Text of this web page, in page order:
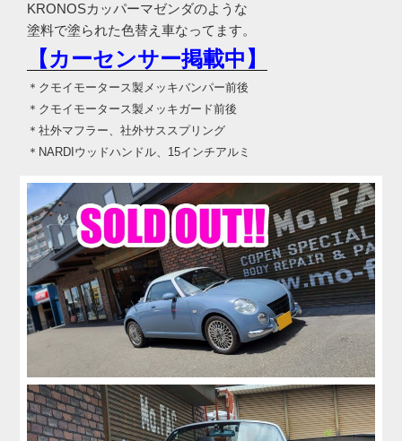
KRONOSカッパーマゼンダのような
塗料で塗られた色替え車なってます。
【カーセンサー掲載中】
＊クモイモータース製メッキバンパー前後
＊クモイモータース製メッキガード前後
＊社外マフラー、社外サススプリング
＊NARDIウッドハンドル、15インチアルミ